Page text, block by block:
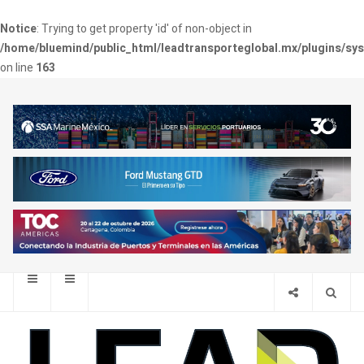
Notice: Trying to get property 'id' of non-object in
/home/bluemind/public_html/leadtransporteglobal.mx/plugins/
on line 163